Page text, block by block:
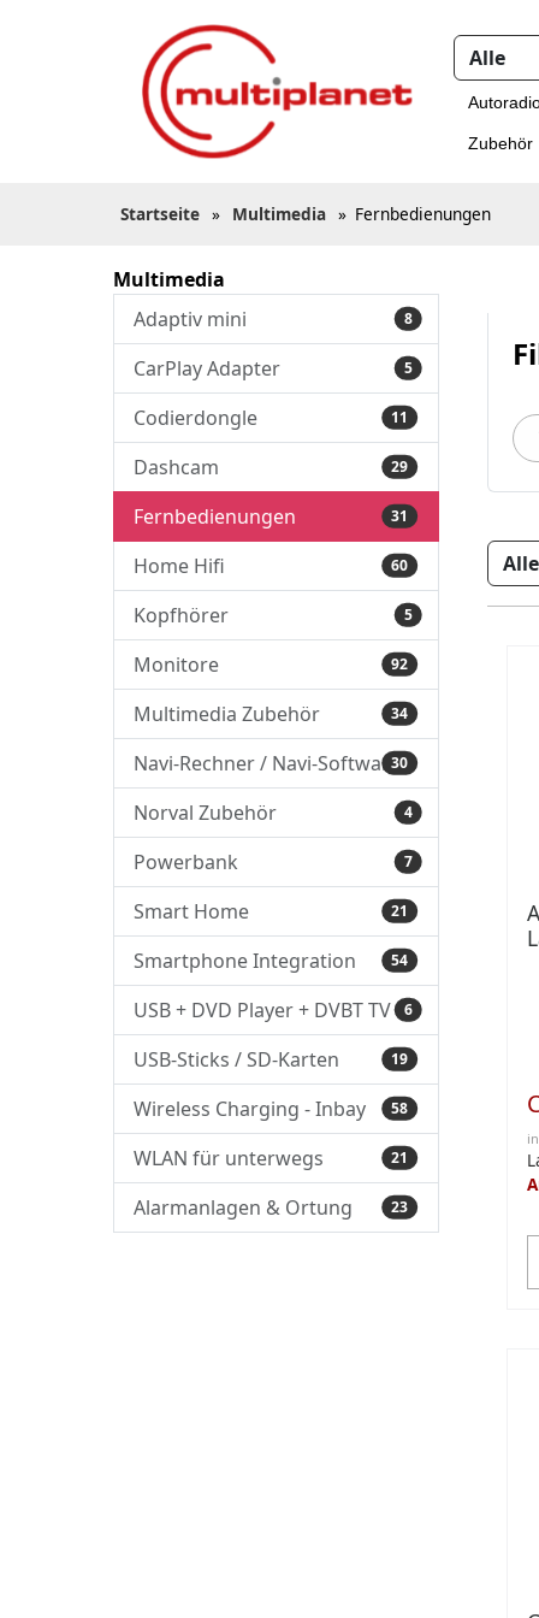
Zubehör
Startseite » Multimedia » Fernbedienungen
Multimedia
Adaptiv mini
8
CarPlay Adapter 5
Codierdongle 11
Dashcam 29
Fernbedienungen 31
Home Hifi 60
Kopfhörer 5
Monitore 92
Multimedia Zubehör 34
Navi-Rechner / Navi-Software30
Norval Zubehör 4
Powerbank 7
Smart Home 21
Smartphone Integration 54
USB + DVD Player + DVBT TV 6
USB-Sticks / SD-Karten 19
Wireless Charging - Inbay 58
WLAN für unterwegs 21
Alarmanlagen & Ortung 23